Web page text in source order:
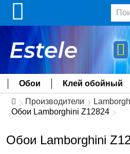
Обои Клей обойный
Производители
Обои Lamborghini Z12824
Обои Lamborghini